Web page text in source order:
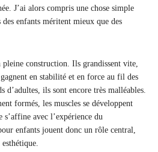
J’ai alors compris une chose simple
enfants méritent mieux que des
pleine construction. Ils grandissent vite,
en stabilité et en force au fil des
d’adultes, ils sont encore très malléables.
formés, les muscles se développent
avec l’expérience du
enfants jouent donc un rôle central,